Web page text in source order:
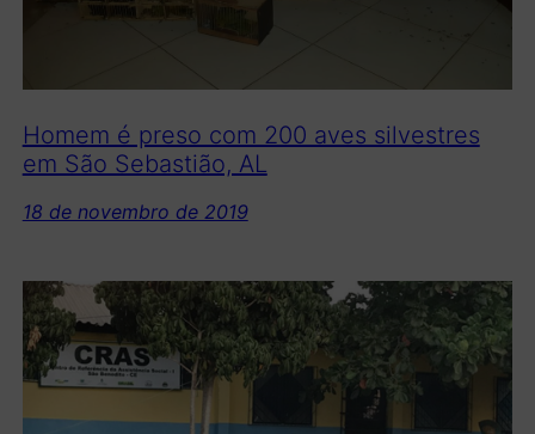
Homem é preso com 200 aves silvestres
em São Sebastião, AL
18 de novembro de 2019